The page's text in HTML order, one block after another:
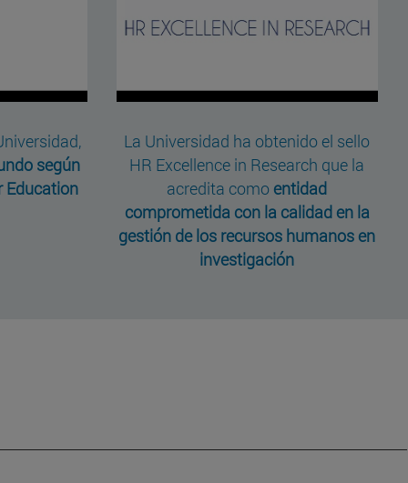
según
Education
La Universidad ha obtenido el sello
HR Excellence in Research que la
acredita como entidad
comprometida con la calidad en la
gestión de los recursos humanos en
investigación